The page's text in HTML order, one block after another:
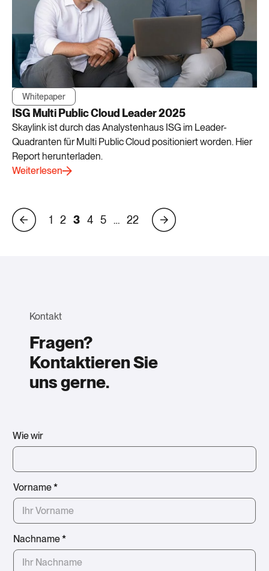
Whitepaper
ISG Multi Public Cloud Leader 2025
Skaylink ist durch das Analystenhaus ISG im Leader-
Quadranten für Multi Public Cloud positioniert worden. Hier
Report herunterladen.
Weiterlesen
1 2 3 4 5 … 22
Kontakt
Fragen?
Kontaktieren Sie
uns gerne.
Wie wir
Vorname*
Nachname*